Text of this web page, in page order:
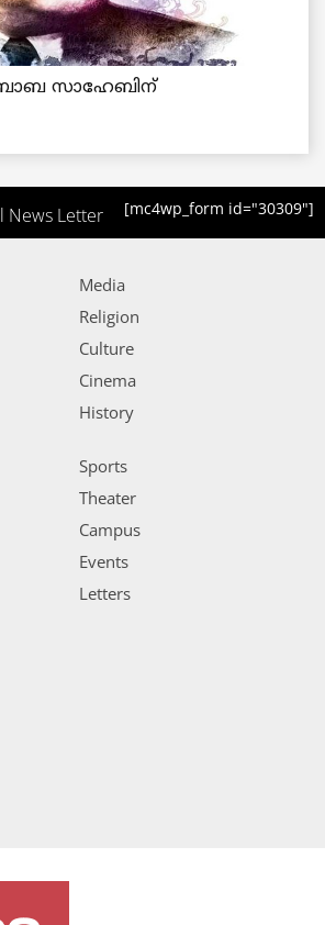
സാഹേബിന്
News Letter [mc4wp_form id="30309"]
Media
Religion
Culture
Cinema
History
Sports
Theater
Campus
Events
Letters